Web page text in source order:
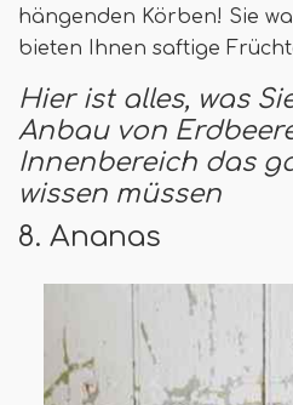
hängenden Körben! Sie
bieten Ihnen saftige
Hier ist alles, was
Anbau von
Innenbereich das
wissen müssen
8. Ananas